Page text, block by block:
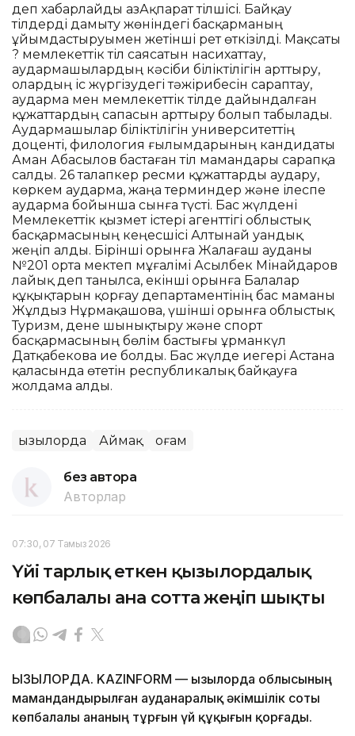
деп хабарлайды ҚазАқпарат тілшісі. Байқау
тілдерді дамыту жөніндегі басқарманың
ұйымдастыруымен жетінші рет өткізілді. Мақсаты
? мемлекеттік тіл саясатын насихаттау,
аудармашылардың кәсіби біліктілігін арттыру,
олардың іс жүргізудегі тәжірибесін сараптау,
аударма мен мемлекеттік тілде дайындалған
құжаттардың сапасын арттыру болып табылады.
Аудармашылар біліктілігін университеттің
доценті, филология ғылымдарының кандидаты
Аман Абасылов бастаған тіл мамандары сарапқа
салды. 26 талапкер ресми құжаттарды аудару,
көркем аударма, жаңа терминдер және ілеспе
аударма бойынша сынға түсті. Бас жүлдені
Мемлекеттік қызмет істері агенттігі облыстық
басқармасының кеңесшісі Алтынай Қуандық
жеңіп алды. Бірінші орынға Жалағаш ауданы
№201 орта мектеп мұғалімі Асылбек Мінайдаров
лайық деп танылса, екінші орынға Балалар
құқықтарын қорғау департаментінің бас маманы
Жұлдыз Нұрмақашова, үшінші орынға облыстық
Туризм, дене шынықтыру және спорт
басқармасының бөлім бастығы Құрманкүл
Датқабекова ие болды. Бас жүлде иегері Астана
қаласында өтетін республикалық байқауға
жолдама алды.
Қызылорда Аймақ Қоғам
без автора
Авторлар
07:30, 07 Тамыз 2026
Үйі тарлық еткен қызылордалық
көпбалалы ана сотта жеңіп шықты
ҚЫЗЫЛОРДА. KAZINFORM — Қызылорда облысының
мамандандырылған ауданаралық әкімшілік соты
көпбалалы ананың тұрғын үй құқығын қорғады.